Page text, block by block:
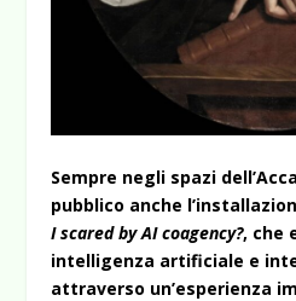
Sempre negli spazi
pubblico anche
I scared by AI coagency?, che
intelligenza artificiale e
attraverso un’esperienza